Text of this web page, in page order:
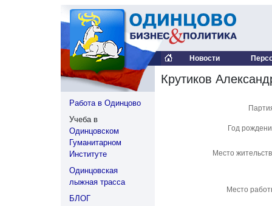
Новости
Работа в Одинцово
Учеба в
Одинцовском
Гуманитарном
Институте
Одинцовская
лыжная трасса
БЛОГ
Крутиков
Год
Место
Место